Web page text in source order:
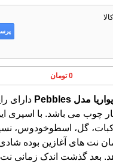
0 تومان
مدل Pebbles دارای
خنک بوده و دارای
نبض یا لباستان بوی
حس می کنید که این
اطرافیانتان هدیه می
کنار رفته و جای خود
چوب، مشک و چوب های
کنید که حال و هوایتان
نظیر عنبر، مشک را
بالایی است و شما و